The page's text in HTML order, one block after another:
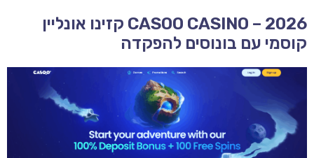
CASOO CASINO – 2026 קזינו אונליין
קוסמי עם בונוסים להפקדה